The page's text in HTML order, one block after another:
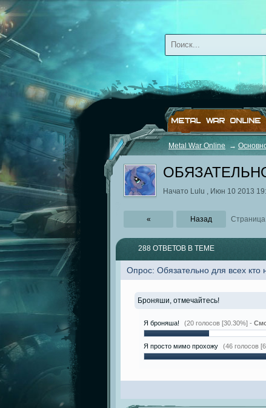
METAL WAR ONLINE
Metal War Online →
Начато Lulu , Июн 10 2013
« Назад Страница
288 ОТВЕТОВ В ТЕМЕ
Опрос: Обязательно для всех кто
Броняши, отмечайтесь!
Я броняша! (20 голосов [30.30%] -
Я просто мимо прохожу (46 голосов